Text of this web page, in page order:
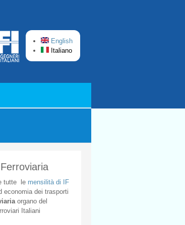
English
Italiano
tuttele mensilità di IF
economia dei trasporti
organodel
Italiani